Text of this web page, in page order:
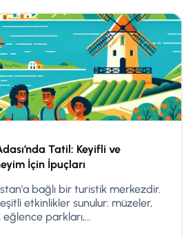
Tatil: Keyifli ve
İçin İpuçları
bağlı bir turistik merkezdir.
etkinlikler sunulur: müzeler,
parkları,...